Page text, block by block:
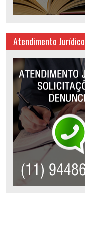
Atendimento Jurídico